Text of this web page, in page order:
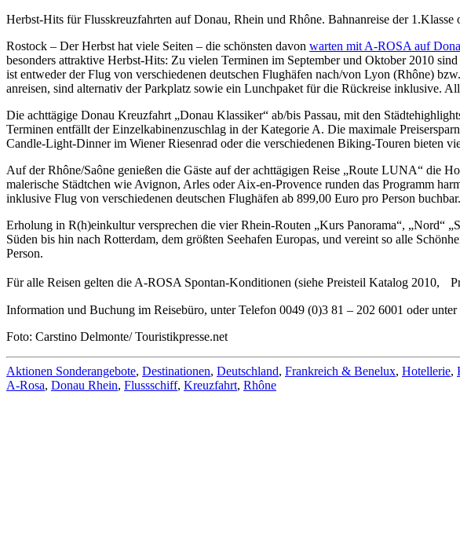
Herbst-Hits für Flusskreuzfahrten auf Donau, Rhein und Rhône. Bahnanreise der
Rostock – Der Herbst hat viele Seiten – die schönsten davon warten mit A-ROSA auf
besonders attraktive Herbst-Hits: Zu vielen Terminen im September und Oktober 2010
ist entweder der Flug von verschiedenen deutschen Flughäfen nach/von Lyon (Rhône)
anreisen, sind alternativ der Parkplatz sowie ein Lunchpaket für die Rückreise inklusive.
Die achttägige Donau Kreuzfahrt „Donau Klassiker“ ab/bis Passau, mit den
Terminen entfällt der Einzelkabinenzuschlag in der Kategorie A. Die maximale
Candle-Light-Dinner im Wiener Riesenrad oder die verschiedenen Biking-Touren bieten
Auf der Rhône/Saône genießen die Gäste auf der achttägigen Reise „Route LUNA“ die
malerische Städtchen wie Avignon, Arles oder Aix-en-Provence runden das Programm
inklusive Flug von verschiedenen deutschen Flughäfen ab 899,00 Euro pro Person
Erholung in R(h)einkultur versprechen die vier Rhein-Routen „Kurs Panorama“, „Nord“
Süden bis hin nach Rotterdam, dem größten Seehafen Europas, und vereint so alle
Person.
Für alle Reisen gelten die A-ROSA Spontan-Konditionen (siehe Preisteil Katalog 2010,
Information und Buchung im Reisebüro, unter Telefon 0049 (0)3 81 – 202 6001 oder
Foto: Carstino Delmonte/ Touristikpresse.net
Aktionen Sonderangebote, Destinationen, Deutschland, Frankreich & Benelux, Hotellerie,
A-Rosa, Donau Rhein, Flussschiff, Kreuzfahrt, Rhône